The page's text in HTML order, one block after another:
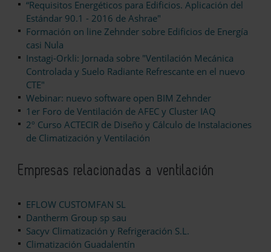
“Requisitos Energéticos para Edificios. Aplicación del
Estándar 90.1 - 2016 de Ashrae"
Formación on line Zehnder sobre Edificios de Energía
casi Nula
Instagi-Orkli: Jornada sobre "Ventilación Mecánica
Controlada y Suelo Radiante Refrescante en el nuevo
CTE"
Webinar: nuevo software open BIM Zehnder
1er Foro de Ventilación de AFEC y Cluster IAQ
2º Curso ACTECIR de Diseño y Cálculo de Instalaciones
de Climatización y Ventilación
Empresas relacionadas a ventilación
EFLOW CUSTOMFAN SL
Dantherm Group sp sau
Sacyv Climatización y Refrigeración S.L.
Climatización Guadalentín